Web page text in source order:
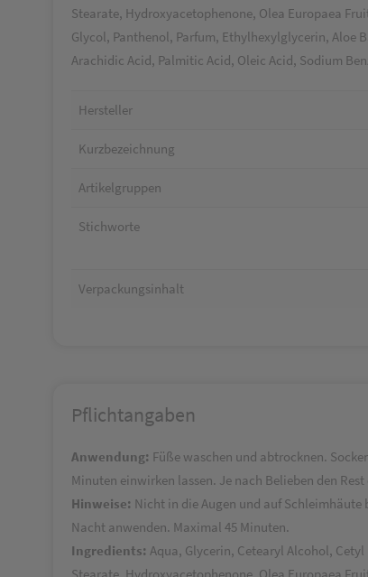
Stearate, Hydroxyacetophenone, Olea Europaea
Glycol, Panthenol, Parfum, Ethylhexylglycerin, Aloe
Arachidic Acid, Palmitic Acid, Oleic Acid, Sodium
Hersteller
Kurzbezeichnung
Artikelgruppen
Stichworte
Verpackungsinhalt
Pflichtangaben
Anwendung: Füße waschen und abtrocknen.
Minuten einwirken lassen. Je nach Belieben den
Hinweise: Nicht in die Augen und auf
Nacht anwenden. Maximal 45 Minuten.
Ingredients: Aqua, Glycerin, Cetearyl Alcohol,